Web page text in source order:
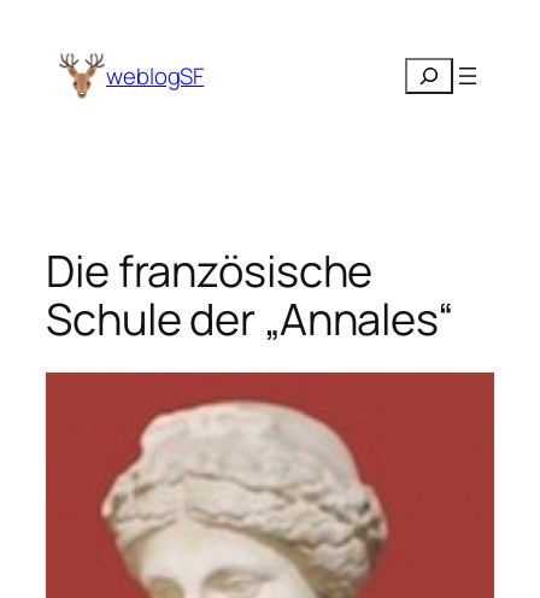
Inhalt
springen weblogSF Suchen
Die französische
Schule der „Annales“